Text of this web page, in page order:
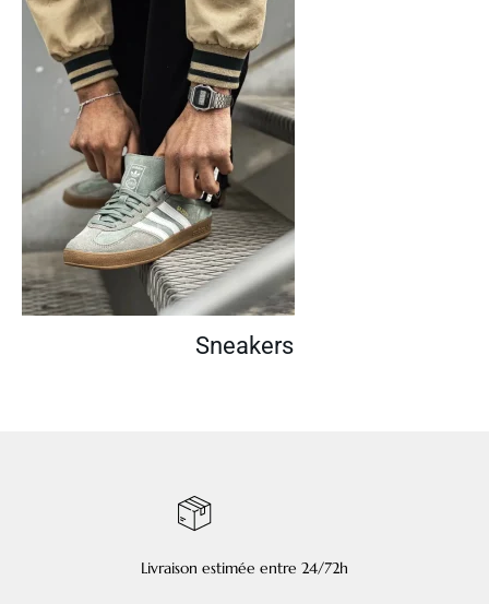
Sneakers
Livraison estimée entre 24/72h